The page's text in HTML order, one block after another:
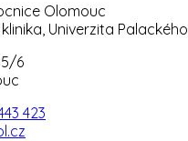
Olomouc
Univerzita Palackého
6
423